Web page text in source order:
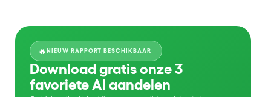
🔥NIEUW RAPPORT BESCHIKBAAR
Download gratis onze 3
favoriete AI aandelen